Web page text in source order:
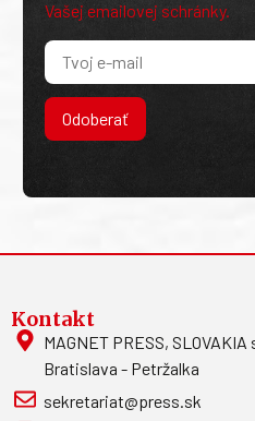
Vašej emailovej schránky.
Odoberať
Kontakt
MAGNET PRESS,
Bratislava - Petržalka
sekretariat@press.sk